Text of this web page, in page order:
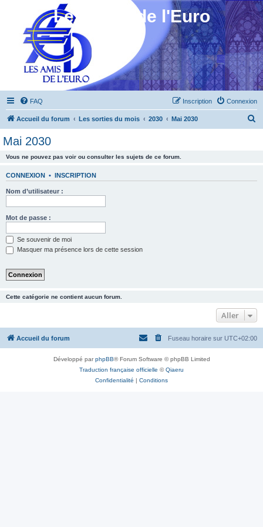
Les Amis de l'Euro
FAQ Connexion
Inscription
Accueil du forum Les sorties du mois 2030 Mai 2030
Mai 2030
Vous ne pouvez pas voir ou consulter les sujets de ce forum.
CONNEXION • INSCRIPTION
Nom d’utilisateur :
Mot de passe :
Se souvenir de moi
Masquer ma présence lors de cette session
Cette catégorie ne contient aucun forum.
Aller
Accueil du forum Fuseau horaire sur UTC+02:00
Développé parphpBB® Forum Software © phpBB Limited
Traduction française officielle ©Qiaeru
Confidentialité | Conditions